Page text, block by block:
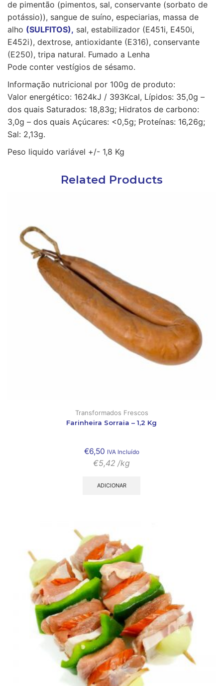
de pimentão (pimentos, sal, conservante (sorbato de
potássio)), sangue de suíno, especiarias, massa de
alho (SULFITOS), sal, estabilizador (E451i, E450i,
E452i), dextrose, antioxidante (E316), conservante
(E250), tripa natural. Fumado a Lenha
Pode conter vestígios de sésamo.
Informação nutricional por 100g de produto:
Valor energético: 1624kJ / 393Kcal, Lípidos: 35,0g –
dos quais Saturados: 18,83g; Hidratos de carbono:
3,0g – dos quais Açúcares: <0,5g; Proteínas: 16,26g;
Sal: 2,13g.
Peso liquido variável +/- 1,8 Kg
Related Products
Transformados Frescos
Farinheira Sorraia – 1,2 Kg
€6,50 IVA Incluído
€5,42 /kg
ADICIONAR